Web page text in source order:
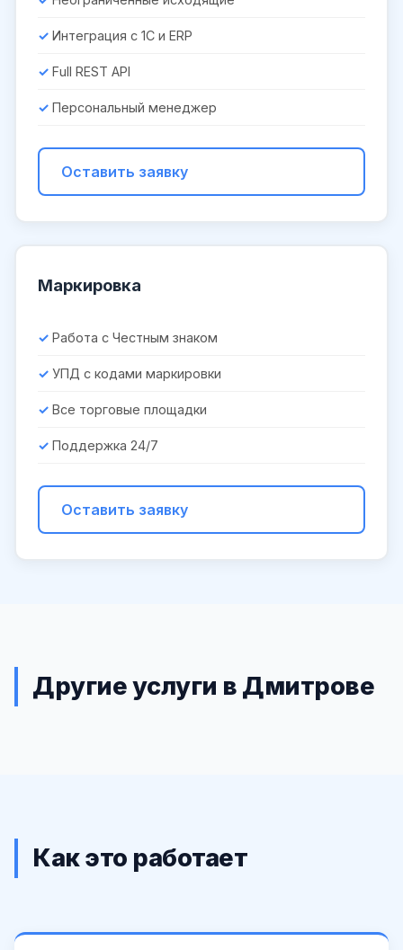
Интеграция с 1С и ERP
Full REST API
Персональный менеджер
Оставить заявку
Маркировка
Работа с Честным знаком
УПД с кодами маркировки
Все торговые площадки
Поддержка 24/7
Оставить заявку
Другие услуги в Дмитрове
Как это работает